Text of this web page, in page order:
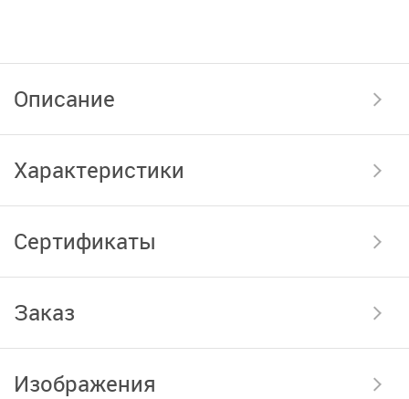
Описание
Характеристики
Сертификаты
Заказ
Изображения